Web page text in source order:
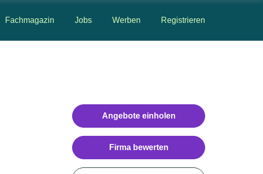
Fachmagazin Jobs Werben Registrieren
Angebote einholen
Firma bewerten